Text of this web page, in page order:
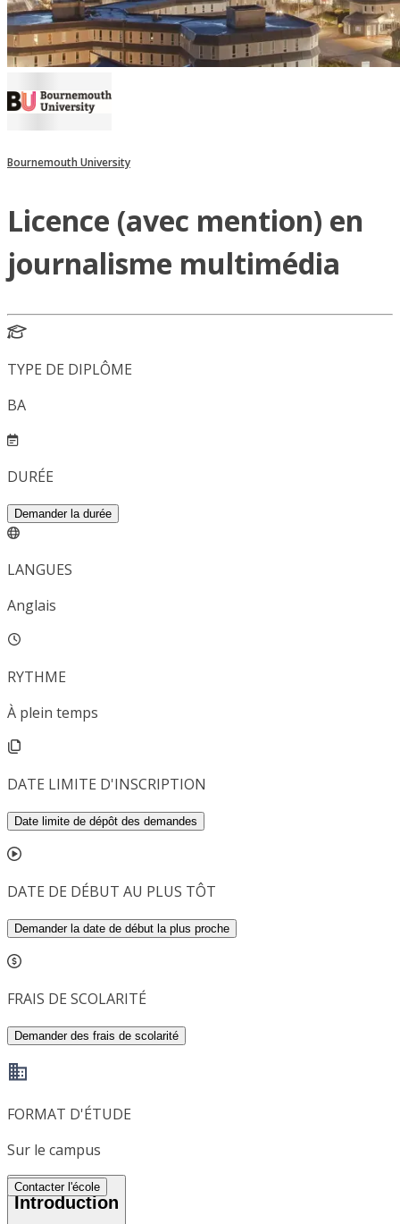
Bournemouth University
Licence (avec mention) en
journalisme multimédia
TYPE DE DIPLÔME
BA
DURÉE
Demander la durée
LANGUES
Anglais
RYTHME
À plein temps
DATE LIMITE D'INSCRIPTION
Date limite de dépôt des demandes
DATE DE DÉBUT AU PLUS TÔT
Demander la date de début la plus proche
FRAIS DE SCOLARITÉ
Demander des frais de scolarité
FORMAT D'ÉTUDE
Sur le campus
Contacter l'école
Introduction